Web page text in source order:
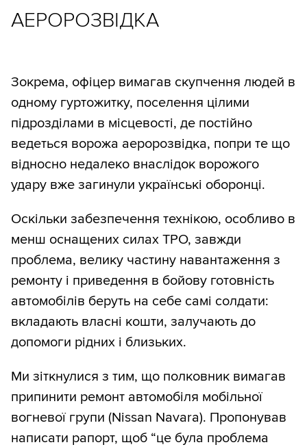
АЕРОРОЗВІДКА
Зокрема, офіцер вимагав скупчення людей в
одному гуртожитку, поселення цілими
підрозділами в місцевості, де постійно
ведеться ворожа аеророзвідка, попри те що
відносно недалеко внаслідок ворожого
удару вже загинули українські оборонці.
Оскільки забезпечення технікою, особливо в
менш оснащених силах ТРО, завжди
проблема, велику частину навантаження з
ремонту і приведення в бойову готовність
автомобілів беруть на себе самі солдати:
вкладають власні кошти, залучають до
допомоги рідних і близьких.
Ми зіткнулися з тим, що полковник вимагав
припинити ремонт автомобіля мобільної
вогневої групи (Nissan Navara). Пропонував
написати рапорт, щоб “це була проблема